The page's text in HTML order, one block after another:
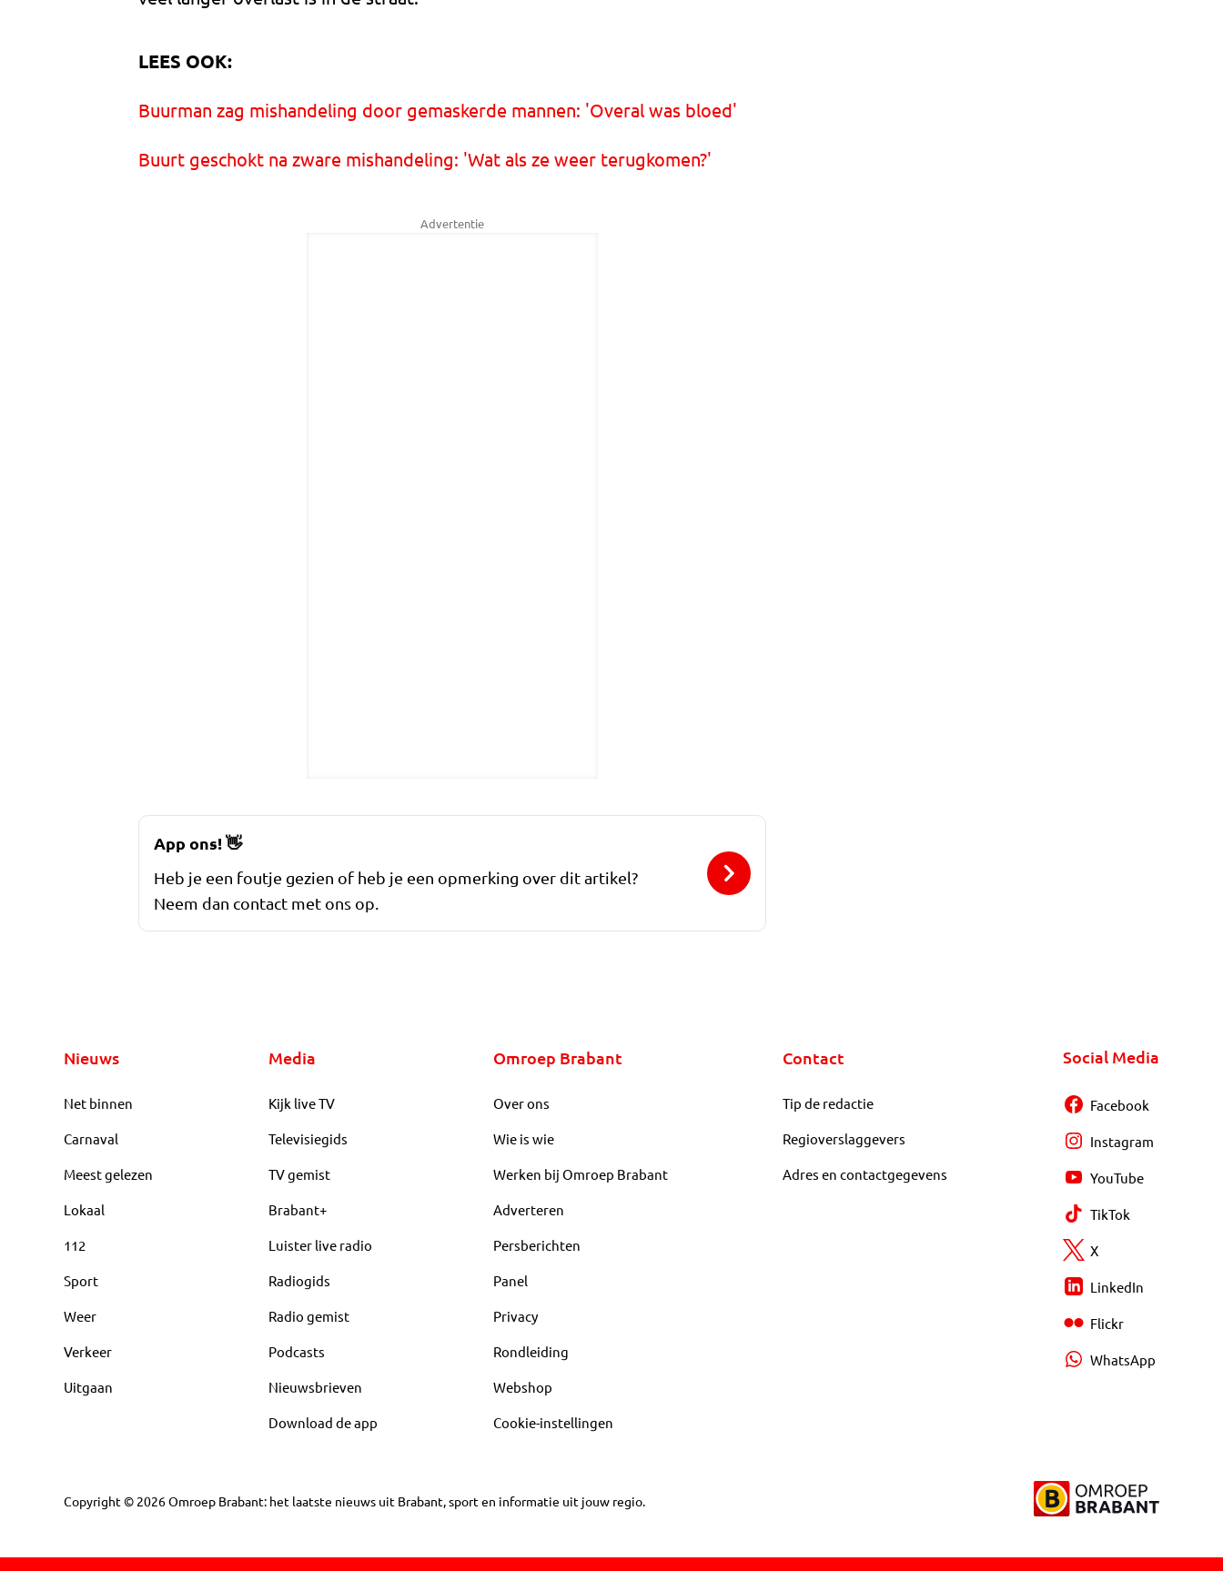
LEES OOK:
Buurman zag mishandeling door gemaskerde mannen: 'Overal was bloed'
Buurt geschokt na zware mishandeling: 'Wat als ze weer terugkomen?'
Advertentie
App ons!👋
Heb je een foutje gezien of heb je een opmerking over dit artikel?
Neem dan contact met ons op.
Nieuws
Net binnen
Carnaval
Meest gelezen
Lokaal
112
Sport
Weer
Verkeer
Uitgaan
Media
Kijk live TV
Televisiegids
TV gemist
Brabant+
Luister live radio
Radiogids
Radio gemist
Podcasts
Nieuwsbrieven
Download de app
Omroep Brabant
Over ons
Wie is wie
Werken bij Omroep Brabant
Adverteren
Persberichten
Panel
Privacy
Rondleiding
Webshop
Cookie-instellingen
Contact
Tip de redactie
Regioverslaggevers
Adres en contactgegevens
Social Media
Facebook
Instagram
YouTube
TikTok
X
LinkedIn
Flickr
WhatsApp
Copyright © 2026Omroep Brabant: het laatste nieuws uit Brabant, sport en informatie uit jouw regio.